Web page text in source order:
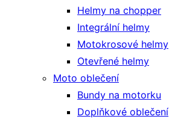
Helmy na chopper
Integrální helmy
Motokrosové helmy
Otevřené helmy
Moto oblečení
Bundy na motorku
Doplňkové oblečení